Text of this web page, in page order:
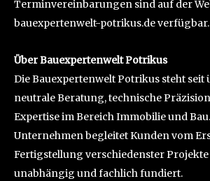
Terminvereinbarungen sind auf der
bauexpertenwelt-potrikus.de verfügbar.
Über Bauexpertenwelt Potrikus
Die Bauexpertenwelt Potrikus steht seit
neutrale Beratung, technische
Expertise im Bereich Immobilie und
Unternehmen begleitet Kunden vom
Fertigstellung verschiedenster
unabhängig und fachlich fundiert.